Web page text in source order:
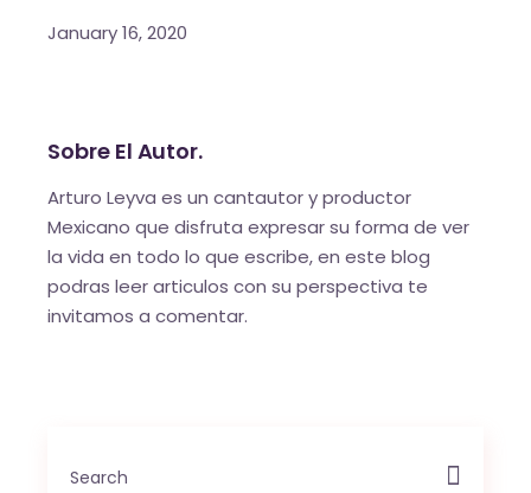
January 16, 2020
Sobre El Autor.
Arturo Leyva es un cantautor y productor
Mexicano que disfruta expresar su forma de ver
la vida en todo lo que escribe, en este blog
podras leer articulos con su perspectiva te
invitamos a comentar.
Search